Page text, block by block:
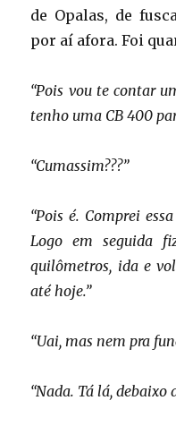
de Opalas, de
por aí afora. Foi
“Pois vou te contar
tenho uma CB 400
“Cumassim???”
“Pois é. Comprei
Logo em seguida
quilômetros, ida e
até hoje.”
“Uai, mas nem pra
“Nada. Tá lá, debaixo